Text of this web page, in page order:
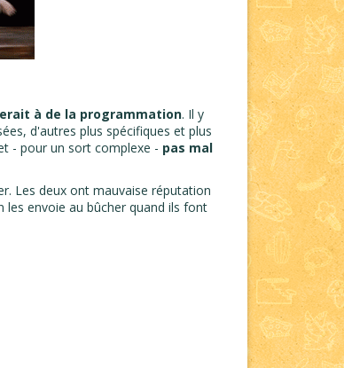
à de la programmation. Il y
d'autres plus spécifiques et plus
- pour un sort complexe - pas mal
Les deux ont mauvaise réputation
envoie au bûcher quand ils font